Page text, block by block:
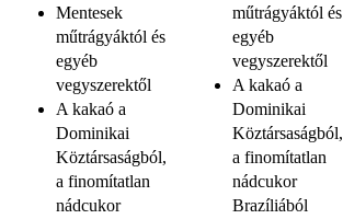
Mentesek
műtrágyáktól és
egyéb
vegyszerektől
A kakaó a
Dominikai
Köztársaságból,
a finomítatlan
nádcukor
műtrágyáktól és
egyéb
vegyszerektől
A kakaó a
Dominikai
Köztársaságból,
a finomítatlan
nádcukor
Brazíliából